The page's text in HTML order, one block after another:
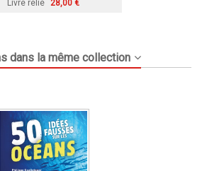
Livre relié 28,00 €
dans la même collection